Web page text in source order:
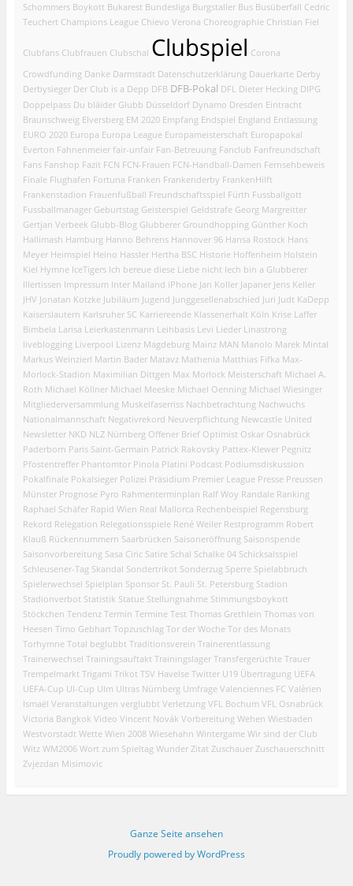
Schommers Boykott Bukarest Bundesliga Burgstaller Bus Busüberfall Cedric
Teuchert Champions League Chievo Verona Choreographie Christian Fiel
Clubfans Clubfrauen Clubschal Clubspiel Corona
Crowdfunding Danke Darmstadt Datenschutzerklärung Dauerkarte Derby
Derbysieger Der Club is a Depp DFB DFB-Pokal DFL Dieter Hecking DIPG
Doppelpass Du bläider Glubb Düsseldorf Dynamo Dresden Eintracht
Braunschweig Elversberg EM 2020 Empfang Endspiel England Entlassung
EURO 2020 Europa Europa League Europameisterschaft Europapokal
Everton Fahnenmeier fair-unfair Fan-Betreuung Fanclub Fanfreundschaft
Fans Fanshop Fazit FCN FCN-Frauen FCN-Handball-Damen Fernsehbeweis
Finale Flughafen Fortuna Franken Frankenderby FrankenHilft
Frankenstadion Frauenfußball Freundschaftsspiel Fürth Fussballgott
Fussballmanager Geburtstag Geisterspiel Geldstrafe Georg Margreitter
Gertjan Verbeek Glubb-Blog Glubberer Groundhopping Günther Koch
Hallimash Hamburg Hanno Behrens Hannover 96 Hansa Rostock Hans
Meyer Heimspiel Heino Hassler Hertha BSC Historie Hoffenheim Holstein
Kiel Hymne IceTigers Ich bereue diese Liebe nicht Iech bin a Glubberer
Illertissen Impressum Inter Mailand iPhone Jan Koller Japaner Jens Keller
JHV Jonatan Kotzke Jubiläum Jugend Junggesellenabschied Juri Judt KaDepp
Kaiserslautern Karlsruher SC Karriereende Klassenerhalt Köln Krise Laffer
Bimbela Larisa Leierkastenmann Leihbasis Levi Lieder Linastrong
liveblogging Liverpool Lizenz Magdeburg Mainz MAN Manolo Marek Mintal
Markus Weinzierl Martin Bader Matavz Mathenia Matthias Fifka Max-
Morlock-Stadion Maximilian Dittgen Max Morlock Meisterschaft Michael A.
Roth Michael Köllner Michael Meeske Michael Oenning Michael Wiesinger
Mitgliederversammlung Muskelfaserriss Nachbetrachtung Nachwuchs
Nationalmannschaft Negativrekord Neuverpflichtung Newcastle United
Newsletter NKD NLZ Nürnberg Offener Brief Optimist Oskar Osnabrück
Paderborn Paris Saint-Germain Patrick Rakovsky Pattex-Klewer Pegnitz
Pfostentreffer Phantomtor Pinola Platini Podcast Podiumsdiskussion
Pokalfinale Pokalsieger Polizei Präsidium Premier League Presse Preussen
Münster Prognose Pyro Rahmenterminplan Ralf Woy Randale Ranking
Raphael Schäfer Rapid Wien Real Mallorca Rechenbeispiel Regensburg
Rekord Relegation Relegationsspiele René Weiler Restprogramm Robert
Klauß Rückennummern Saarbrücken Saisoneröffnung Saisonspende
Saisonvorbereitung Sasa Ciric Satire Schal Schalke 04 Schicksalsspiel
Schleusener-Tag Skandal Sondertrikot Sonderzug Sperre Spielabbruch
Spielerwechsel Spielplan Sponsor St. Pauli St. Petersburg Stadion
Stadionverbot Statistik Statue Stellungnahme Stimmungsboykott
Stöckchen Tendenz Termin Termine Test Thomas Grethlein Thomas von
Heesen Timo Gebhart Topzuschlag Tor der Woche Tor des Monats
Torhymne Total beglubbt Traditionsverein Trainerentlassung
Trainerwechsel Trainingsauftakt Trainingslager Transfergerüchte Trauer
Trempelmarkt Trigami Trikot TSV Havelse Twitter U19 Übertragung UEFA
UEFA-Cup UI-Cup Ulm Ultras Nürnberg Umfrage Valenciennes FC Valèrien
Ismaël Veranstaltungen verglubbt Verletzung VFL Bochum VFL Osnabrück
Victoria Bangkok Video Vincent Novák Vorbereitung Wehen Wiesbaden
Westvorstadt Wette Wien 2008 Wiesehahn Wintergame Wir sind der Club
Witz WM2006 Wort zum Spieltag Wunder Zitat Zuschauer Zuschauerschnitt
Zvjezdan Misimovic
Ganze Seite ansehen
Proudly powered by WordPress